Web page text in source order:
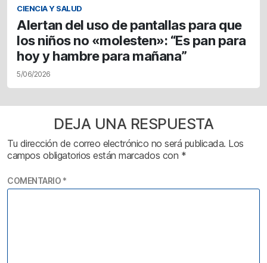
CIENCIA Y SALUD
Alertan del uso de pantallas para que
los niños no «molesten»: “Es pan para
hoy y hambre para mañana”
5/06/2026
DEJA UNA RESPUESTA
Tu dirección de correo electrónico no será publicada. Los
campos obligatorios están marcados con *
COMENTARIO *